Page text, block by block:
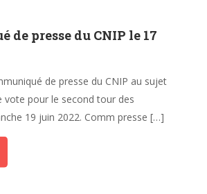
de presse du CNIP le 17
de presse du CNIP au sujet
vote pour le second tour des
19 juin 2022. Comm presse […]